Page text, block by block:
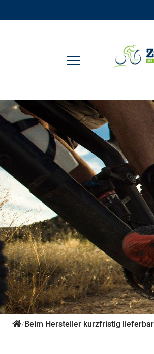
/Beim Hersteller kurzfristig